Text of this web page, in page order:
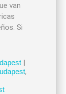
van
Si
|
,